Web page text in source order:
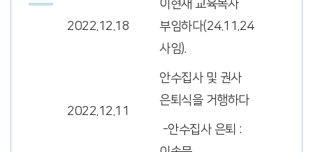
2022.12.18
이현재 교육목사
부임하다(24.11.24
사임).
2022.12.11
안수집사 및 권사
은퇴식을 거행하다
-안수집사 은퇴 :